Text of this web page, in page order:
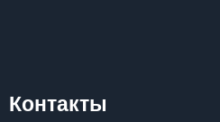
Контакты